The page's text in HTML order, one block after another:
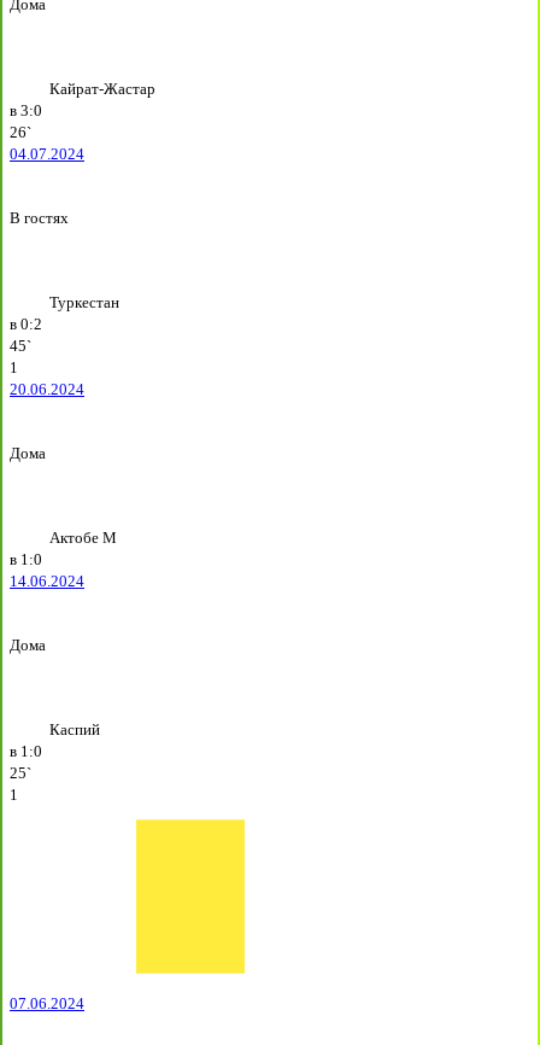
Дома
Кайрат-Жастар
в 3:0
26`
04.07.2024
В гостях
Туркестан
в 0:2
45`
1
20.06.2024
Дома
Актобе М
в 1:0
14.06.2024
Дома
Каспий
в 1:0
25`
1
07.06.2024